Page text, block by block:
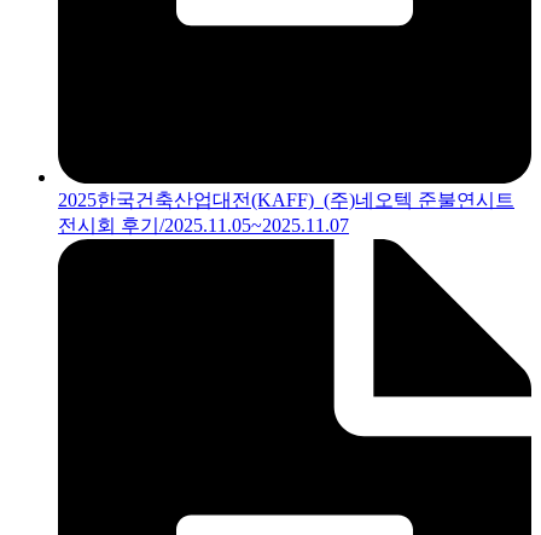
2025한국건축산업대전(KAFF)_(주)네오텍 준불연시트
전시회 후기/2025.11.05~2025.11.07